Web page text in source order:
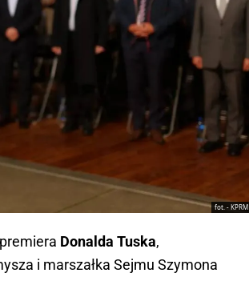
fot. - KPRM
Donalda Tuska,
i marszałka Sejmu Szymona